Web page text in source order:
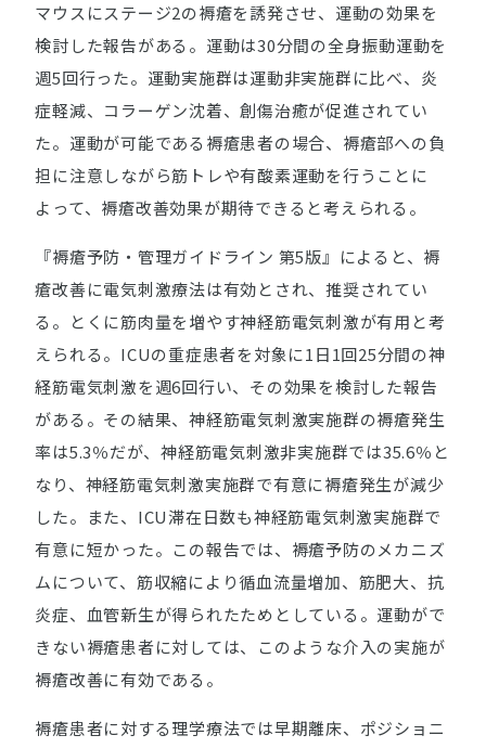
マウスにステージ2の褥瘡を誘発させ、運動の効果を
検討した報告がある。運動は30分間の全身振動運動を
週5回行った。運動実施群は運動非実施群に比べ、炎
症軽減、コラーゲン沈着、創傷治癒が促進されてい
た。運動が可能である褥瘡患者の場合、褥瘡部への負
担に注意しながら筋トレや有酸素運動を行うことに
よって、褥瘡改善効果が期待できると考えられる。
『褥瘡予防・管理ガイドライン 第5版』によると、褥
瘡改善に電気刺激療法は有効とされ、推奨されてい
る。とくに筋肉量を増やす神経筋電気刺激が有用と考
えられる。ICUの重症患者を対象に1日1回25分間の神
経筋電気刺激を週6回行い、その効果を検討した報告
がある。その結果、神経筋電気刺激実施群の褥瘡発生
率は5.3％だが、神経筋電気刺激非実施群では35.6％と
なり、神経筋電気刺激実施群で有意に褥瘡発生が減少
した。また、ICU滞在日数も神経筋電気刺激実施群で
有意に短かった。この報告では、褥瘡予防のメカニズ
ムについて、筋収縮により循血流量増加、筋肥大、抗
炎症、血管新生が得られたためとしている。運動がで
きない褥瘡患者に対しては、このような介入の実施が
褥瘡改善に有効である。
褥瘡患者に対する理学療法では早期離床、ポジショニ